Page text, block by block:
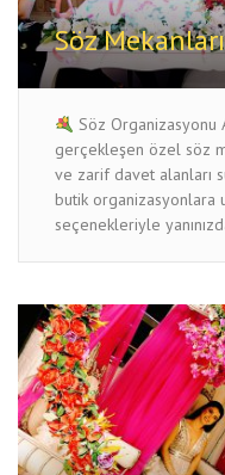
Söz Mekanları
Söz Organizasyonu
gerçekleşen özel söz
ve zarif davet alanları
butik organizasyonlara
seçenekleriyle